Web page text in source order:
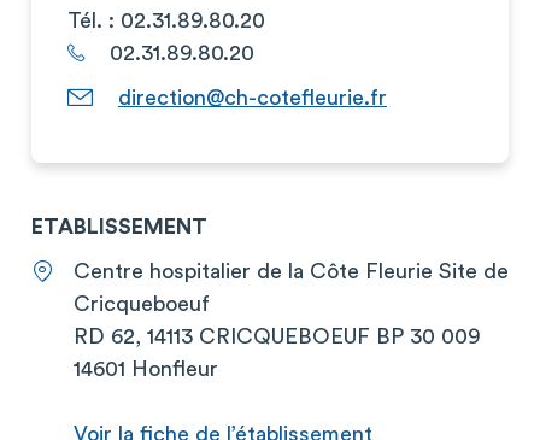
Tél. : 02.31.89.80.20
02.31.89.80.20
direction@ch-cotefleurie.fr
ETABLISSEMENT
Centre hospitalier de la Côte Fleurie Site de
Cricqueboeuf
RD 62, 14113 CRICQUEBOEUF BP 30 009
14601 Honfleur
Voir la fiche de l’établissement